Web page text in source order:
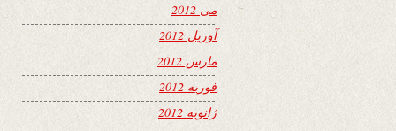
می 2012
آوریل 2012
مارس 2012
فوریه 2012
ژانویه 2012